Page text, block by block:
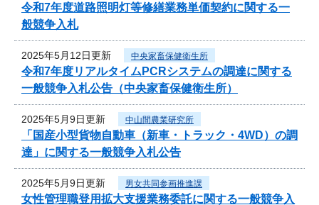
令和7年度道路照明灯等修繕業務単価契約に関する一
般競争入札
2025年5月12日更新 中央家畜保健衛生所
令和7年度リアルタイムPCRシステムの調達に関する
一般競争入札公告（中央家畜保健衛生所）
2025年5月9日更新 中山間農業研究所
「国産小型貨物自動車（新車・トラック・4WD）の調
達」に関する一般競争入札公告
2025年5月9日更新 男女共同参画推進課
女性管理職登用拡大支援業務委託に関する一般競争入